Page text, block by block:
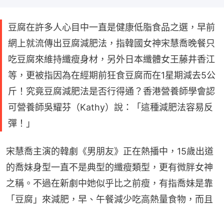
豆腐在許多人心目中一直是健康低脂食品之選，早前
網上就流傳出豆腐減肥法，指韓國女神宋慧喬晚餐只
吃豆腐來維持纖瘦身材，另外日本纖體女王藤井香江
等，更被指因為在經期前狂食豆腐而在1星期減去5公
斤！究竟豆腐減肥法是否行得通？香港營養師學會認
可營養師吳耀芬（Kathy）說：「這種減肥法容易反
彈！」
宋慧喬主演的韓劇《男朋友》正在熱播中，15歲出道
的喬妹身型一直不是典型的纖瘦類型，更有微胖女神
之稱。不過在新劇中她似乎比之前瘦，有指喬妹是靠
「豆腐」來減肥，早、午餐減少吃高熱量食物，而且